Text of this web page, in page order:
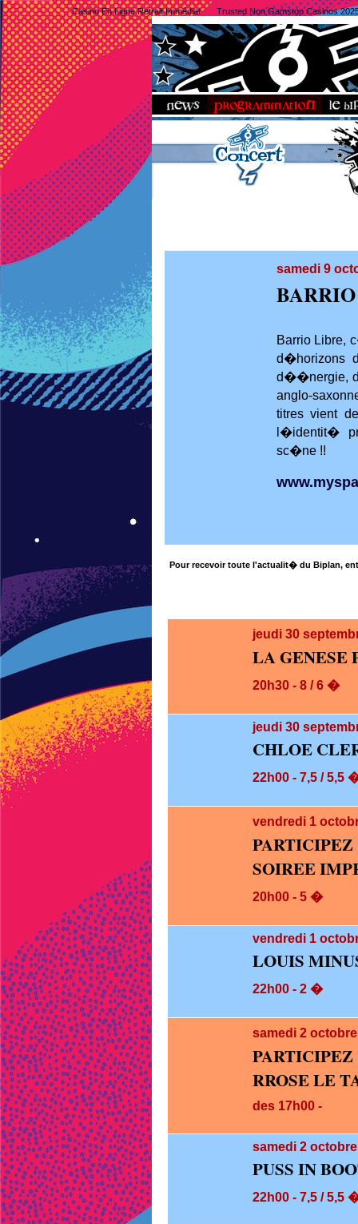
Casino En Ligne Retrait Immédiat Trusted Non Gamstop Casinos
samedi 9
Barrio Libre,
d�horizons
d��nergie,
anglo-
titres vient
l�identit�
sc�ne !!
Pour recevoir toute l'actualit� du Biplan,
jeudi 30
LA GENESE
20h30 - 8 / 6 �
jeudi 30
CHLOE
22h00 - 7,5 / 5,5
vendredi 1
SOIREE
20h00 - 5 �
vendredi 1
LOUIS
22h00 - 2 �
samedi 2
RROSE LE
des 17h00 -
samedi 2
PUSS IN
22h00 - 7,5 / 5,5